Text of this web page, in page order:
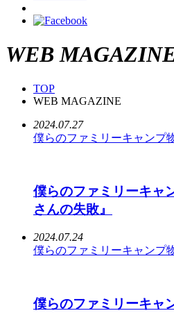
WEB
TOP
WEB MAGAZINE
2024.07.27
僕らのファミリーキャンプ
僕らのファミリーキャ
さんの失敗』
2024.07.24
僕らのファミリーキャンプ
僕らのファミリーキャ